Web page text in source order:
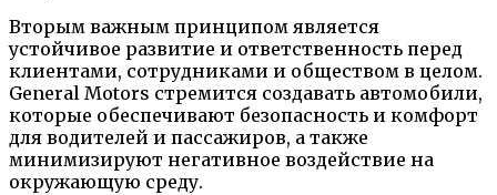
Вторым важным принципом является
устойчивое развитие и ответственность перед
клиентами, сотрудниками и обществом в целом.
General Motors стремится создавать автомобили,
которые обеспечивают безопасность и комфорт
для водителей и пассажиров, а также
минимизируют негативное воздействие на
окружающую среду.